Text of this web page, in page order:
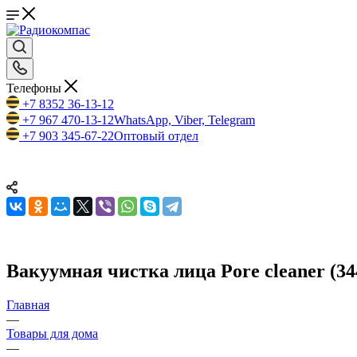
Телефоны
+7 8352 36-13-12
+7 967 470-13-12WhatsApp, Viber, Telegram
+7 903 345-67-22Оптовый отдел
Вакуумная чистка лица Pore cleaner
Главная
—
Товары для дома
—